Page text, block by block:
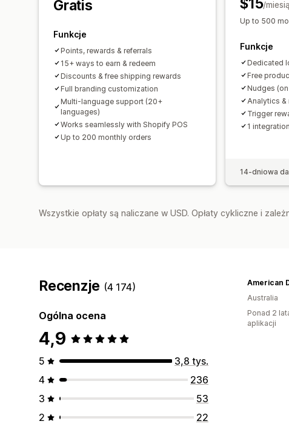
Gratis
Funkcje
Points, rewards & referrals
15+ ways to earn & redeem
Discounts & free shipping rewards
Full branding customization
Multi-language support (20+
languages)
Works seamlessly with Shopify POS
Up to 200 monthly orders
$15/
Up to 500
Funkcje
Dedicated
Free
Nudges
Analytics &
Trigger
1
14-dniowa
Wszystkie opłaty są naliczane w USD. Opłaty cykliczne i
Recenzje (4 174)
Ogólna ocena
4,9
5
3,8 tys.
4
236
3
53
2
22
Australia
Ponad 2
aplikacji